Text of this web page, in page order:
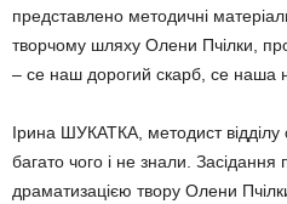
представлено методичні
творчому шляху Олени Пчілки,
– се наш дорогий скарб, се наша
Ірина ШУКАТКА, методист відділу
багато чого і не знали.
драматизацією твору Олени